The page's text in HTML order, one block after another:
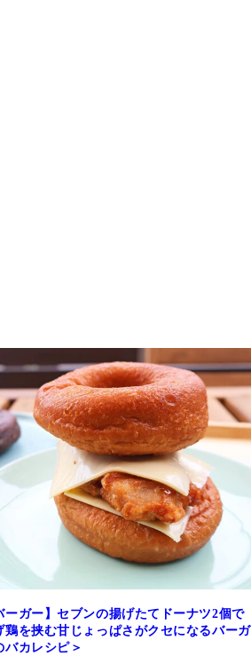
ーガー】セブンの揚げたてドーナツ2個で
鶏を挟む甘じょっぱさがクセになるバーガ
バカレシピ＞